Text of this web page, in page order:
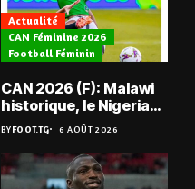
Actualité
CAN Féminine 2026
Football Féminin
CAN 2026 (F): Malawi
historique, le Nigeria
sauvé, la Zambie
éliminée
BYFOOT.TG 6 AOÛT 2026